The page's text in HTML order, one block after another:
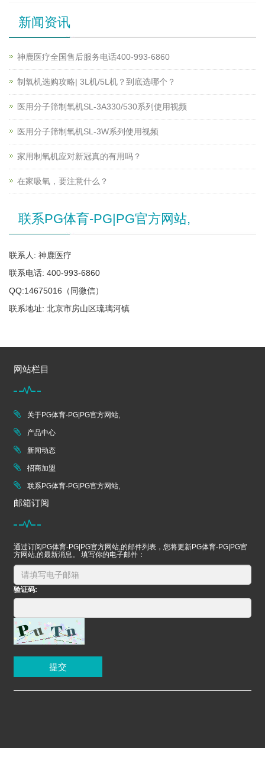
新闻资讯
神鹿医疗全国售后服务电话400-993-6860
制氧机选购攻略| 3L机/5L机？到底选哪个？
医用分子筛制氧机SL-3A330/530系列使用视频
医用分子筛制氧机SL-3W系列使用视频
家用制氧机应对新冠真的有用吗？
在家吸氧，要注意什么？
联系PG体育-PG|PG官方网站,
联系人: 神鹿医疗
联系电话: 400-993-6860
QQ:14675016（同微信）
联系地址: 北京市房山区琉璃河镇
网站栏目
关于PG体育-PG|PG官方网站,
产品中心
新闻动态
招商加盟
联系PG体育-PG|PG官方网站,
邮箱订阅
通过订阅PG体育-PG|PG官方网站,的邮件列表，您将更新PG体育-PG|PG官
方网站,的最新消息。 填写你的电子邮件：
验证码:
提交